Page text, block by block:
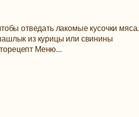
отведать лакомые кусочки мяса.
из курицы или свинины
Меню...